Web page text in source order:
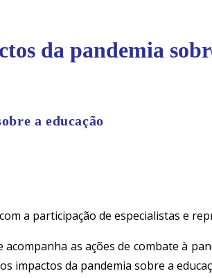
da pandemia
a educação
a participação de especialistas e
as ações de combate à
da pandemia sobre a